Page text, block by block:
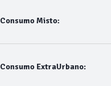
Consumo Misto:
Consumo ExtraUrbano: